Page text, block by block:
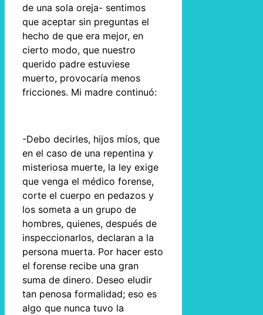
de una sola oreja- sentimos
que aceptar sin preguntas el
hecho de que era mejor, en
cierto modo, que nuestro
querido padre estuviese
muerto, provocaría menos
fricciones. Mi madre continuó:
-Debo decirles, hijos míos, que
en el caso de una repentina y
misteriosa muerte, la ley exige
que venga el médico forense,
corte el cuerpo en pedazos y
los someta a un grupo de
hombres, quienes, después de
inspeccionarlos, declaran a la
persona muerta. Por hacer esto
el forense recibe una gran
suma de dinero. Deseo eludir
tan penosa formalidad; eso es
algo que nunca tuvo la